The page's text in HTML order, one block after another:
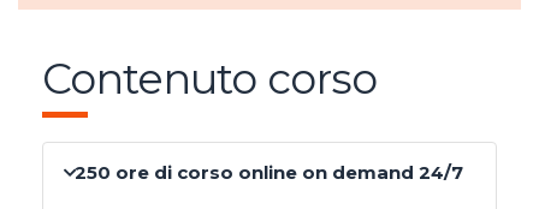
Contenuto corso
250 ore di corso online on demand 24/7